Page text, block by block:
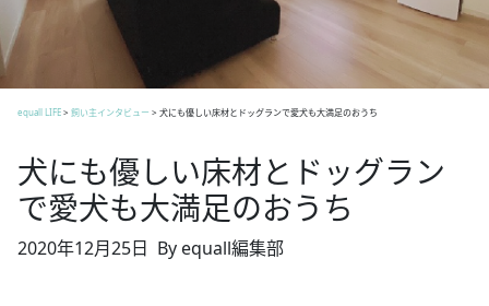
equall LIFE> 飼い主インタビュー > 犬にも優しい床材とドッグランで愛犬も大満足のおうち
犬にも優しい床材とドッグラン
で愛犬も大満足のおうち
2020年12月25日 By equall編集部